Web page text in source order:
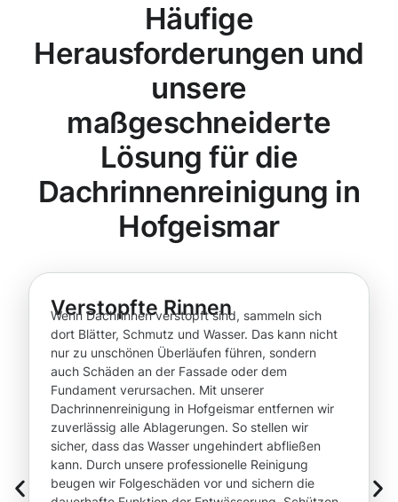
Häufige
Herausforderungen und
unsere
maßgeschneiderte
Lösung für die
Dachrinnenreinigung in
Hofgeismar
Verstopfte Rinnen
Wenn Dachrinnen verstopft sind, sammeln sich
dort Blätter, Schmutz und Wasser. Das kann nicht
nur zu unschönen Überläufen führen, sondern
auch Schäden an der Fassade oder dem
Fundament verursachen. Mit unserer
Dachrinnenreinigung in Hofgeismar entfernen wir
zuverlässig alle Ablagerungen. So stellen wir
sicher, dass das Wasser ungehindert abfließen
kann. Durch unsere professionelle Reinigung
beugen wir Folgeschäden vor und sichern die